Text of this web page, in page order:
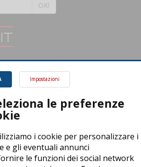
OK!
Impostazioni
le preferenze
i cookie per personalizzare i
e gli eventuali annunci
le funzioni dei social network
3, 25014 Castenedolo (BS) - P. Iva:
Reserved - Powered byDynDevice